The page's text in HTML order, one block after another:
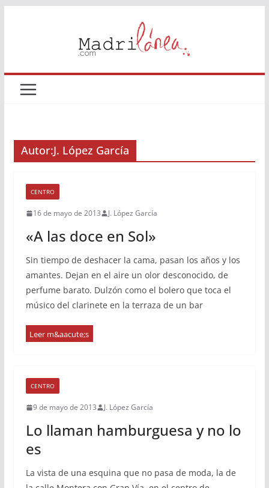
Autor:J. López García
CENTRO
16 de mayo de 2013 J. López García
«A las doce en Sol»
Sin tiempo de deshacer la cama, pasan los años y los
amantes. Dejan en el aire un olor desconocido, de
perfume barato. Dulzón como el bolero que toca el
músico del clarinete en la terraza de un bar
CENTRO
9 de mayo de 2013 J. López García
Lo llaman hamburguesa y no lo
es
La vista de una esquina que no pasa de moda, la de